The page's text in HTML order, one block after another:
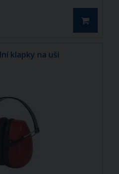
klapky na uši